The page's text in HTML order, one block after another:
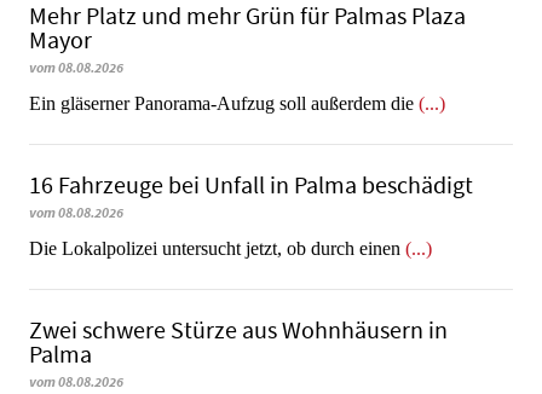
Mehr Platz und mehr Grün für Palmas Plaza
Mayor
vom 08.08.2026
Ein gläserner Panorama-Aufzug soll außerdem die (...)
16 Fahrzeuge bei Unfall in Palma beschädigt
vom 08.08.2026
Die Lokalpolizei untersucht jetzt, ob durch einen (...)
Zwei schwere Stürze aus Wohnhäusern in
Palma
vom 08.08.2026